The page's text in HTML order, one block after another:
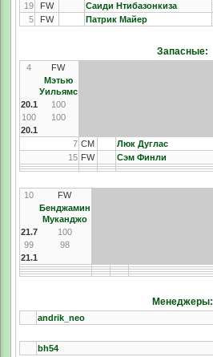
19
FW Саиди Нтибазонкиза
5
FW Патрик Майер
Запасные:
4
FW
Мэтью
Уильямс
20.1
100
100
100
20.1
7 CM Люк Дуглас
15 FW Сэм Финли
10
FW
Бенджамин
Муканджо
21.7
100
99
98
21.1
Менеджеры:
andrik_neo
bh54